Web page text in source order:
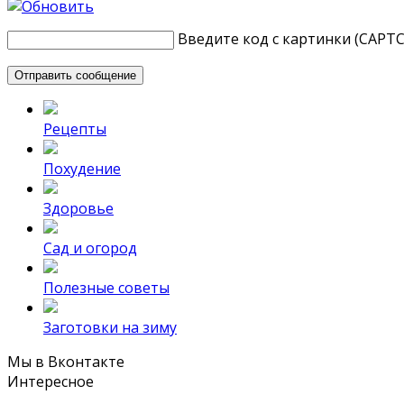
Введите код с картинки
Рецепты
Похудение
Здоровье
Сад и огород
Полезные советы
Заготовки на зиму
Мы в Вконтакте
Интересное